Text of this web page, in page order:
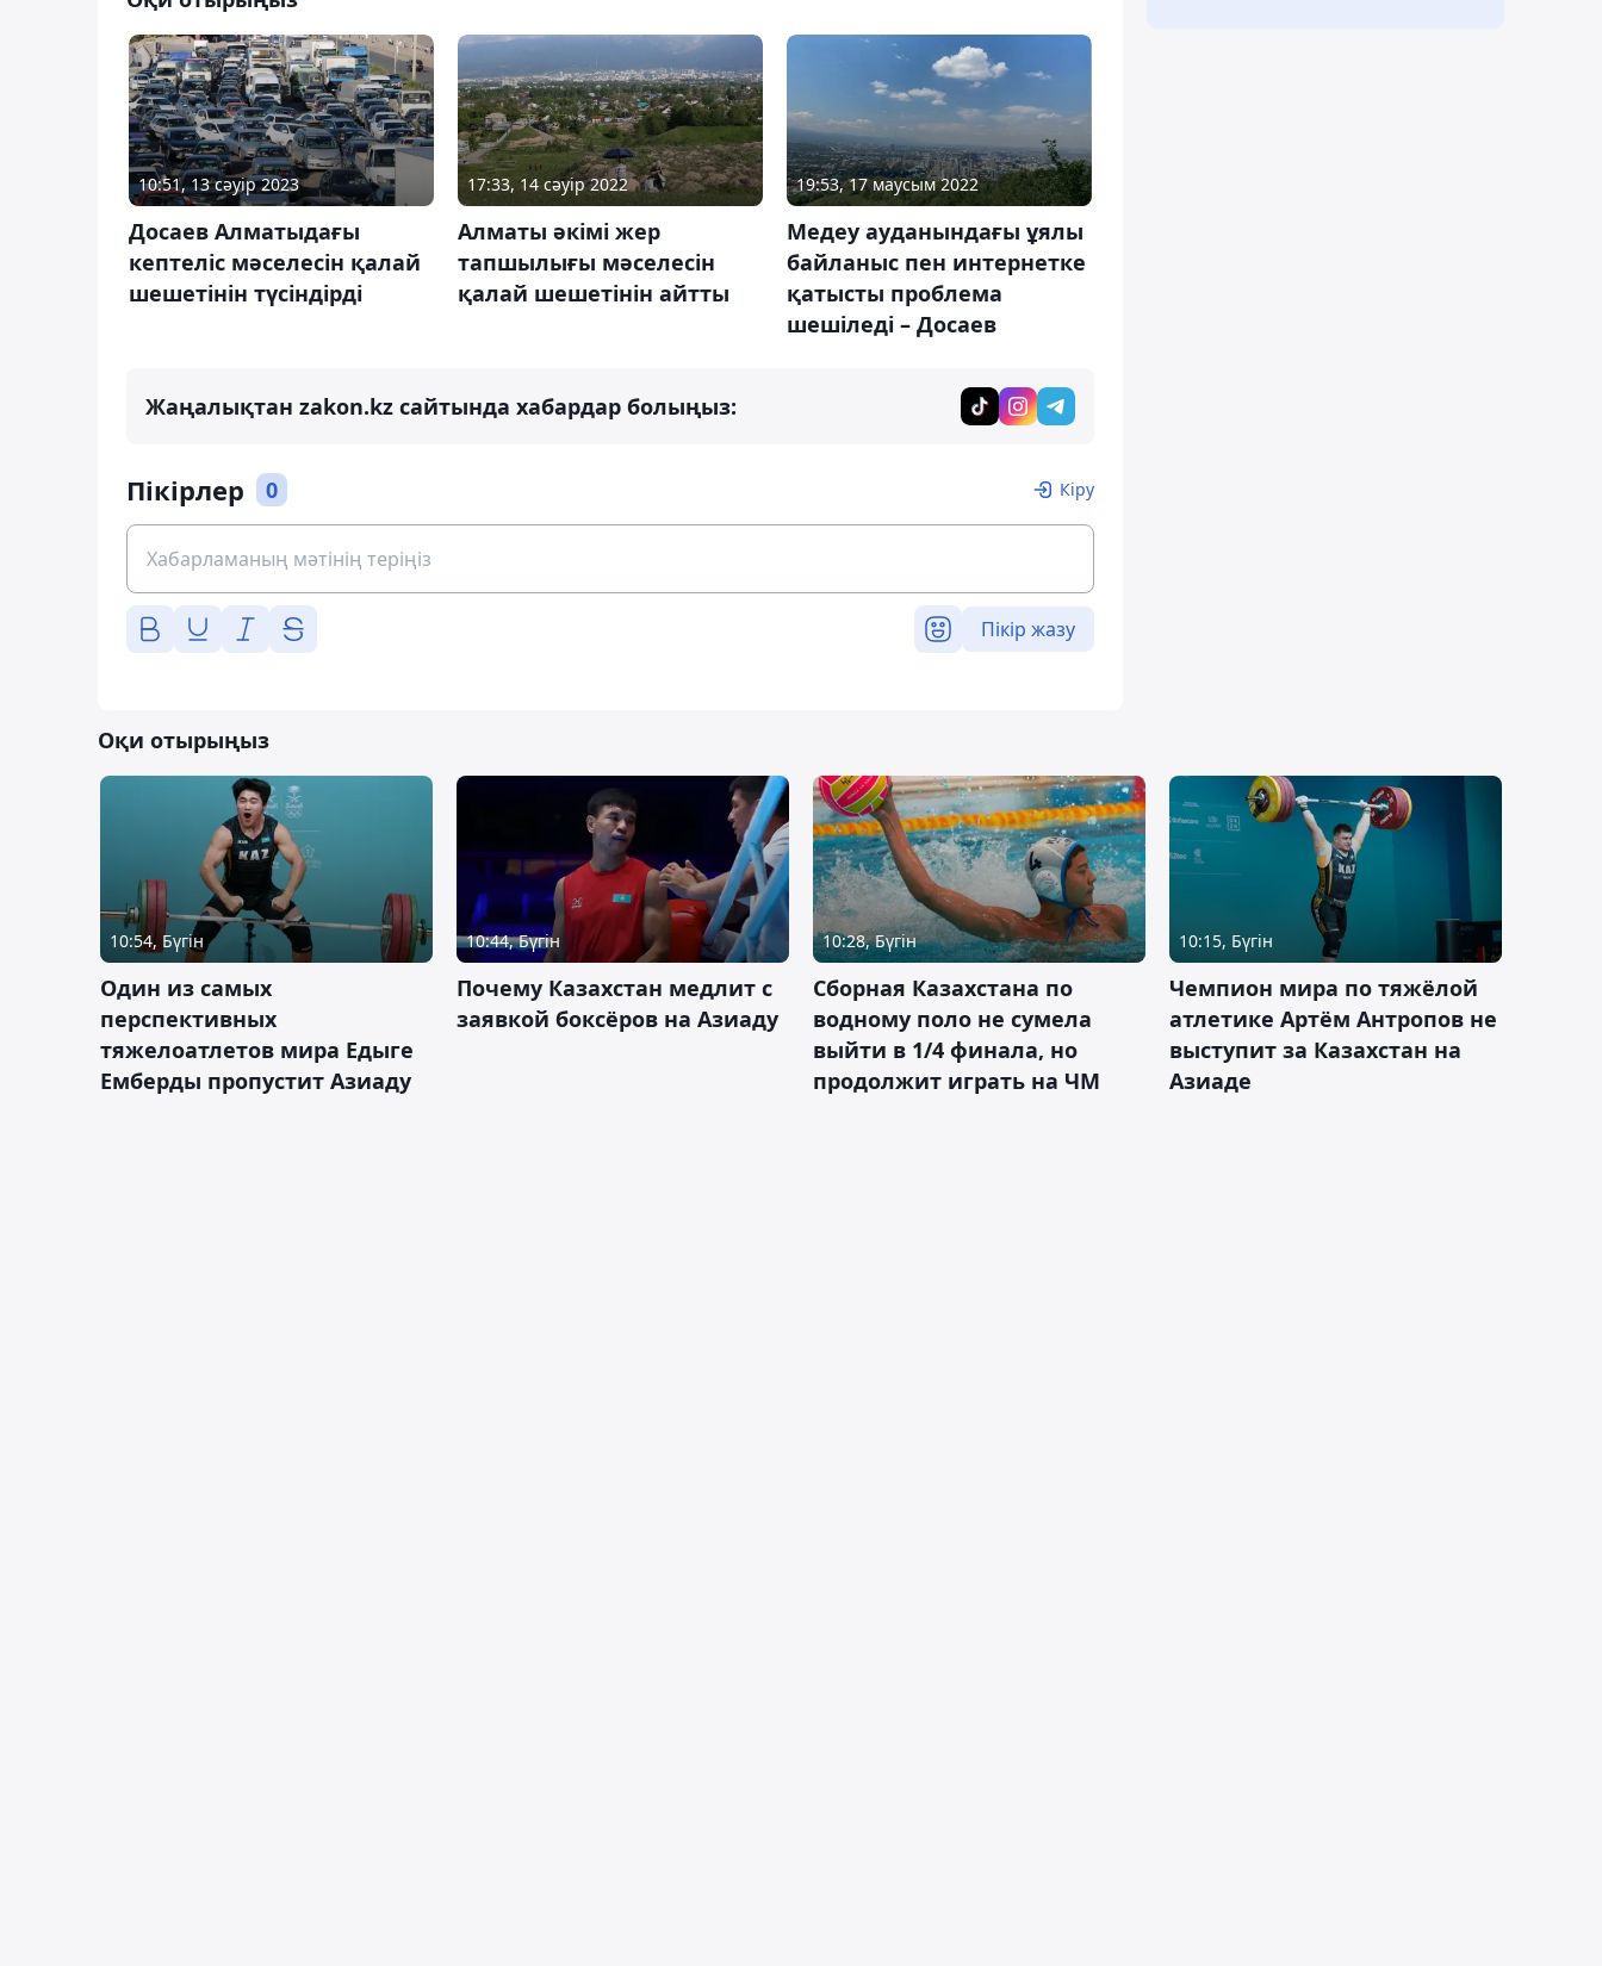
10:51, 13 сәуір 2023
Досаев Алматыдағы
кептеліс мәселесін қалай
шешетінін түсіндірді
17:33, 14 сәуір 2022
Алматы әкімі жер
тапшылығы мәселесін
қалай шешетінін айтты
19:53, 17 маусым 2022
Медеу ауданындағы ұялы
байланыс пен интернетке
қатысты проблема
шешіледі – Досаев
Жаңалықтан zakon.kz сайтында хабардар болыңыз:
Пікірлер 0 Кіру
Пікір жазу
Оқи отырыңыз
10:54, Бүгін
Один из самых
перспективных
тяжелоатлетов мира Едыге
Емберды пропустит Азиаду
10:44, Бүгін
Почему Казахстан медлит с
заявкой боксёров на Азиаду
10:28, Бүгін
Сборная Казахстана по
водному поло не сумела
выйти в 1/4 финала, но
продолжит играть на ЧМ
10:15, Бүгін
Чемпион мира по тяжёлой
атлетике Артём Антропов не
выступит за Казахстан на
Азиаде